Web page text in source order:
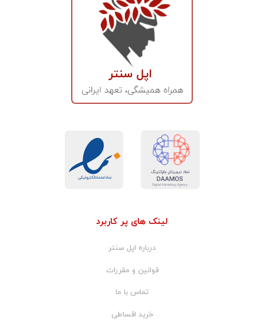
لینک های پر کاربرد
درباره اپل سنتر
قوانین و مقررات
تماس با ما
خرید اقساطی